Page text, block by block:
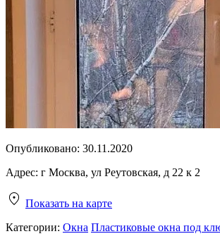
Опубликовано: 30.11.2020
Адрес: г Москва, ул Реутовская, д 22 к 2
Показать на карте
Категории: Окна Пластиковые окна под